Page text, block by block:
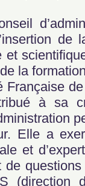
de
la
de
à sa
Elle a
et
de
(direction